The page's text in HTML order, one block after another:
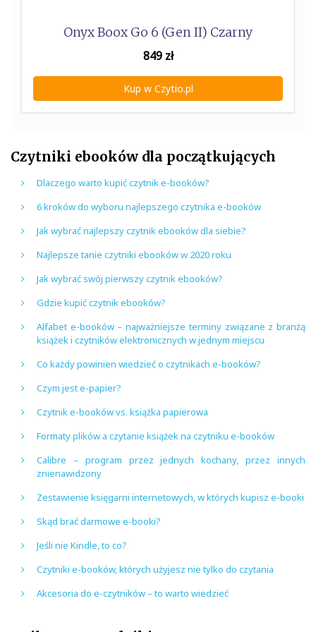
Onyx Boox Go 6 (Gen II) Czarny
849zł
Kup w Czytio.pl
Czytniki ebooków dla początkujących
Dlaczego warto kupić czytnik e-booków?
6 kroków do wyboru najlepszego czytnika e-booków
Jak wybrać najlepszy czytnik ebooków dla siebie?
Najlepsze tanie czytniki ebooków w 2020 roku
Jak wybrać swój pierwszy czytnik ebooków?
Gdzie kupić czytnik ebooków?
Alfabet e-booków – najważniejsze terminy związane z branżą
książek i czytników elektronicznych w jednym miejscu
Co każdy powinien wiedzieć o czytnikach e-booków?
Czym jest e-papier?
Czytnik e-booków vs. książka papierowa
Formaty plików a czytanie książek na czytniku e-booków
Calibre – program przez jednych kochany, przez innych
znienawidzony
Zestawienie księgarni internetowych, w których kupisz e-booki
Skąd brać darmowe e-booki?
Jeśli nie Kindle, to co?
Czytniki e-booków, których użyjesz nie tylko do czytania
Akcesoria do e-czytników – to warto wiedzieć